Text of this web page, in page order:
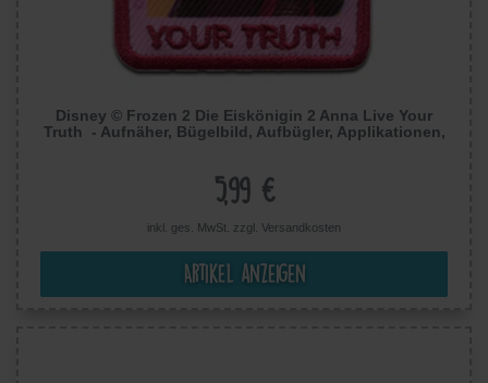
Disney © Frozen 2 Die Eiskönigin 2 Anna Live Your
Truth - Aufnäher, Bügelbild, Aufbügler, Applikationen,
5,99 €
inkl. ges. MwSt. zzgl. Versandkosten
Artikel anzeigen